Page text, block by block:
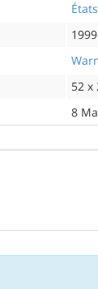
52 x
8